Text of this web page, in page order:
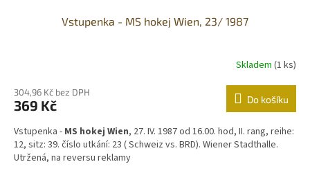
Vstupenka - MS hokej Wien, 23/ 1987
Skladem (1 ks)
304,96 Kč bez DPH
369 Kč Do košíku
Vstupenka - MS hokej Wien, 27. IV. 1987 od 16.00. hod, II. rang, reihe:
12, sitz: 39. číslo utkání: 23 ( Schweiz vs. BRD). Wiener Stadthalle.
Utržená, na reversu reklamy